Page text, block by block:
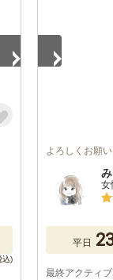
よろしくお願
女
平日
最終アクティ